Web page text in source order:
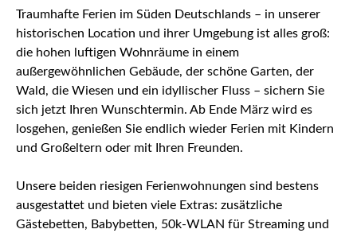
Traumhafte Ferien im Süden Deutschlands – in unserer
historischen Location und ihrer Umgebung ist alles groß:
die hohen luftigen Wohnräume in einem
außergewöhnlichen Gebäude, der schöne Garten, der
Wald, die Wiesen und ein idyllischer Fluss – sichern Sie
sich jetzt Ihren Wunschtermin. Ab Ende März wird es
losgehen, genießen Sie endlich wieder Ferien mit Kindern
und Großeltern oder mit Ihren Freunden.
Unsere beiden riesigen Ferienwohnungen sind bestens
ausgestattet und bieten viele Extras: zusätzliche
Gästebetten, Babybetten, 50k-WLAN für Streaming und